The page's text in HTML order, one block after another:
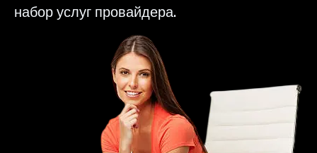
набор услуг провайдера.